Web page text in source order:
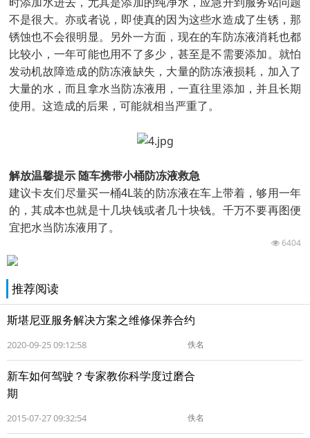
不是很大。亦或者说，即使真的因为这些水造成了生锈，那
锈蚀也不会很明显。另外一方面，现在的车防冻液消耗也都
比较小，一年可能也用不了多少，甚至是不需要添加。就怕
发动机故障造成的防冻液缺失，大量的防冻液损耗，加入了
大量的水，而且拿水当防冻液用，一直往里添加，并且长期
使用。这造成的后果，可能就相当严重了。
解放温馨提示 随车携带小桶防冻液救急
建议卡友们尽量买一桶4L装的防冻液在车上带着，够用一年
的，其成本也就是十几块钱或者几十块钱。千万不要再图便
宜把水当防冻液用了。
6404
推荐阅读
斯堪尼亚服务解决方案之维修保养合约
2020-09-25 09:12:58 佚名
新车如何驾驶？专家教你科学度过磨合
期
2015-07-27 09:32:54 佚名